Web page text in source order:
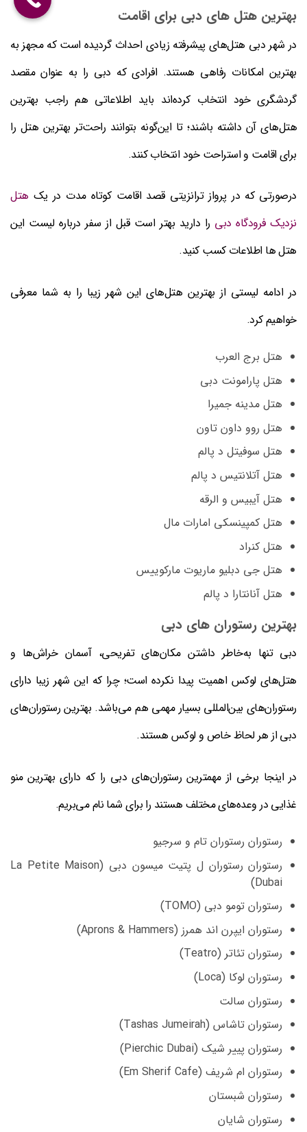
بهترین هتل‌ های دبی برای اقامت
در شهر دبی هتل‌های پیشرفته زیادی احداث گردیده است که مجهز به
بهترین امکانات رفاهی هستند. افرادی که دبی را به عنوان مقصد
گردشگری خود انتخاب کرده‌اند باید اطلاعاتی هم راجب بهترین
هتل‌های آن داشته باشند؛ تا این‌گونه بتوانند راحت‌تر بهترین هتل را
برای اقامت‌ و استراحت خود انتخاب کنند.
درصورتی که در پرواز ترانزیتی قصد اقامت کوتاه مدت در یک هتل
نزدیک فرودگاه دبی را دارید بهتر است قبل از سفر درباره لیست این
هتل ها اطلاعات کسب کنید.
در ادامه لیستی از بهترین هتل‌های این شهر زیبا را به شما معرفی
خواهیم کرد.
هتل برج العرب
هتل پارامونت دبی
هتل مدینه جمیرا
هتل روو داون تاون
هتل سوفیتل د پالم
هتل آتلانتیس د پالم
هتل آیبیس و الرقه
هتل کمپینسکی امارات مال
هتل کنراد
هتل جی دبلیو ماریوت مارکوییس
هتل آنانتارا د پالم
بهترین رستوران های دبی
دبی تنها به‌خاطر داشتن مکان‌های تفریحی، آسمان خراش‌ها و
هتل‌های لوکس اهمیت پیدا نکرده است؛ چرا که این شهر زیبا دارای
رستوران‌های بین‌المللی بسیار مهمی هم می‌باشد. بهترین رستوران‌های
دبی از هر لحاظ خاص و لوکس هستند.
در اینجا برخی از مهمترین رستوران‌های دبی را که دارای بهترین منو
غذایی در وعده‌های مختلف هستند را برای شما نام می‌بریم.
رستوران رستوران تام و سرجیو
رستوران رستوران ل پتیت میسون دبی (La Petite Maison
Dubai)
رستوران تومو دبی (TOMO)
رستوران ایپرن اند همرز (Aprons & Hammers)
رستوران تئاتر (Teatro)
رستوران لوکا (Loca)
رستوران سالت
رستوران تاشاس (Tashas Jumeirah)
رستوران پییر شیک (Pierchic Dubai)
رستوران ام شریف (Em Sherif Cafe)
رستوران شبستان
رستوران شایان